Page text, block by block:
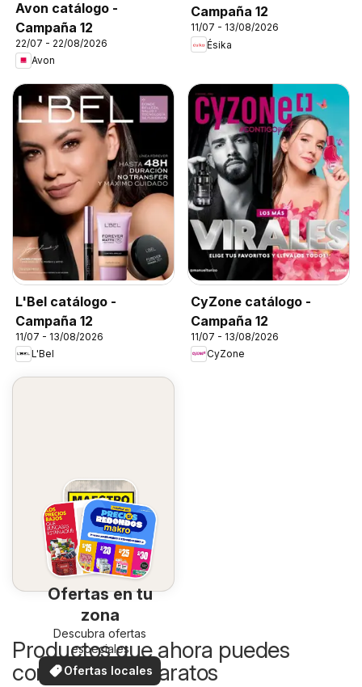
Avon catálogo -
Campaña 12
22/07 - 22/08/2026
Avon
Campaña 12
11/07 - 13/08/2026
Ésika
L'Bel catálogo -
Campaña 12
11/07 - 13/08/2026
L'Bel
CyZone catálogo -
Campaña 12
11/07 - 13/08/2026
CyZone
Ofertas en tu
zona
Descubra ofertas
especiales
Ofertas locales
Productos que ahora puedes
comprar más baratos